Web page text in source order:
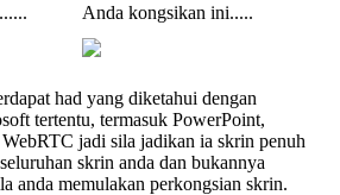
...... Anda kongsikan ini.....
had yang diketahui dengan
tertentu, termasuk PowerPoint,
WebRTC jadi sila jadikan ia skrin penuh
skrin anda dan bukannya
anda memulakan perkongsian skrin.